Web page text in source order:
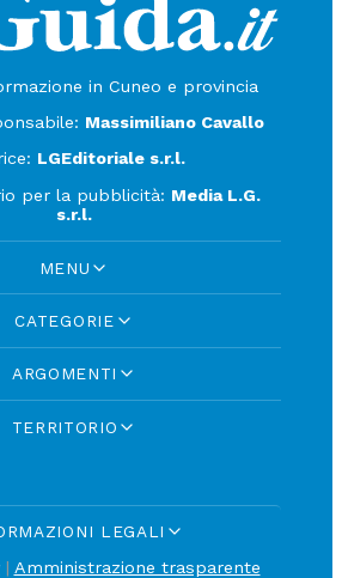
in Cuneo e provincia
Massimiliano Cavallo
LGEditoriale s.r.l.
per la pubblicità: Media L.G.
s.r.l.
MENU
CATEGORIE
ARGOMENTI
TERRITORIO
LEGALI
| Amministrazione trasparente